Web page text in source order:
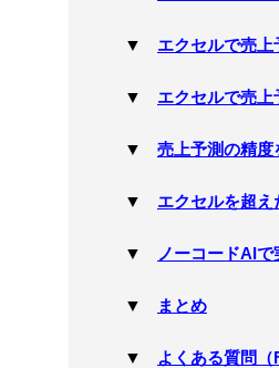
エクセルで売
エクセルで売上
売上予測の精度
エクセルを超
ノーコードAI
まとめ
よくある質問（